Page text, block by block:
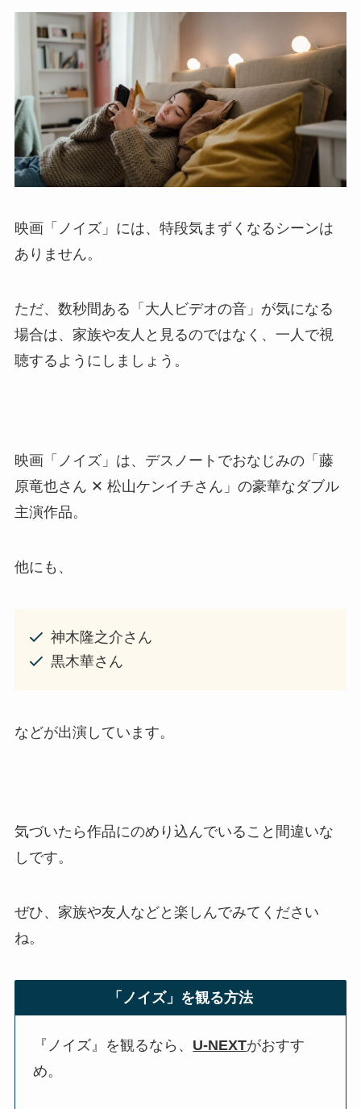
映画「ノイズ」には、特段気まずくなるシーンは
ありません。
ただ、数秒間ある「大人ビデオの音」が気になる
場合は、家族や友人と見るのではなく、一人で視
聴するようにしましょう。
映画「ノイズ」は、デスノートでおなじみの「藤
原竜也さん ✕ 松山ケンイチさん」の豪華なダブル
主演作品。
他にも、
神木隆之介さん
黒木華さん
などが出演しています。
気づいたら作品にのめり込んでいること間違いな
しです。
ぜひ、家族や友人などと楽しんでみてください
ね。
「ノイズ」を観る方法
『ノイズ』を観るなら、 U-NEXTがおすす
め。